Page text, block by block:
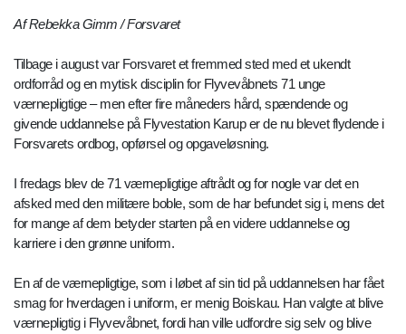
Af Rebekka Gimm / Forsvaret
Tilbage i august var Forsvaret et fremmed sted med et ukendt
ordforråd og en mytisk disciplin for Flyvevåbnets 71 unge
værnepligtige – men efter fire måneders hård, spændende og
givende uddannelse på Flyvestation Karup er de nu blevet flydende i
Forsvarets ordbog, opførsel og opgaveløsning.
I fredags blev de 71 værnepligtige aftrådt og for nogle var det en
afsked med den militære boble, som de har befundet sig i, mens det
for mange af dem betyder starten på en videre uddannelse og
karriere i den grønne uniform.
En af de værnepligtige, som i løbet af sin tid på uddannelsen har fået
smag for hverdagen i uniform, er menig Boiskau. Han valgte at blive
værnepligtig i Flyvevåbnet, fordi han ville udfordre sig selv og blive